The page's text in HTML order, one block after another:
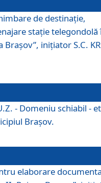
de destinaţie,
staţie telegondolă
Braşov”, iniţiator S.C.
- Domeniu schiabil -
Braşov.
elaborare